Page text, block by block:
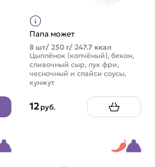
Папа может
8 шт/ 250 г/ 247.7 ккал
Цыплёнок (копчёный), бекон,
сливочный сыр, лук фри,
чесночный и спайси соусы,
кунжут
12 руб.